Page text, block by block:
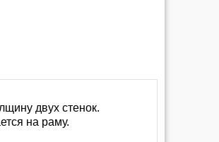
двух стенок.
на раму.